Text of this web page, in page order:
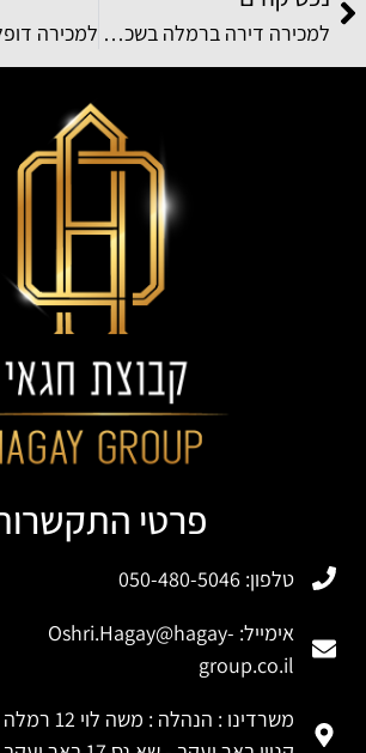
למכירה דירה ברמלה בשכונת גיורא ברחוב יוספטל גיורא
פרטי התקשרות
טלפון: 050-480-5046
אימייל:Oshri.Hagay@hagay-
group.co.il
משרדינו : הנהלה : משה לוי 12 רמלה